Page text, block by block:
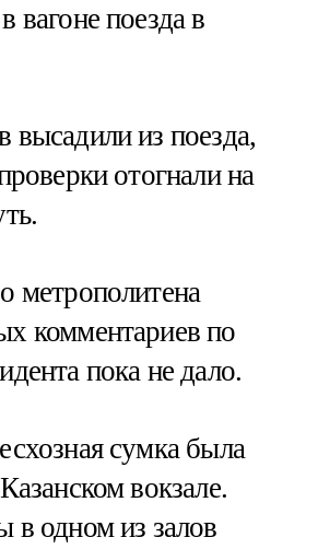
вагоне поезда в
высадили из поезда,
отогнали на
метрополитена
комментариев по
пока не дало.
сумка была
вокзале.
в одном из залов